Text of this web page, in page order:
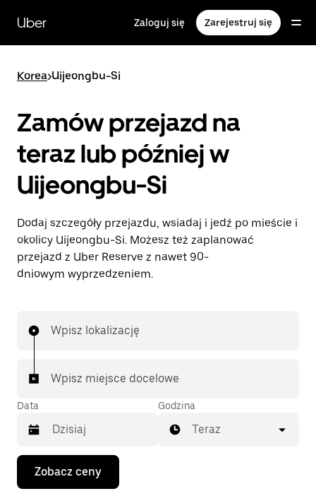
głównej
zawartości
Uber Zaloguj się Zarejestruj się
Korea>Uijeongbu-Si
Zamów przejazd na
teraz lub później w
Uijeongbu-Si
Dodaj szczegóły przejazdu, wsiadaj i jedź po mieście i
okolicy Uijeongbu-Si. Możesz też zaplanować
przejazd z Uber Reserve z nawet 90-
dniowym wyprzedzeniem.
Wpisz lokalizację
Wpisz miejsce docelowe
Data
Naciśnij
klawisz
strzałki
Godzina
Teraz
Zobacz ceny